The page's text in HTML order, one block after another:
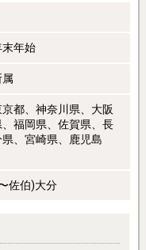
年始
都、神奈川県、大阪
福岡県、佐賀県、長
、宮崎県、鹿児島
佐伯)大分